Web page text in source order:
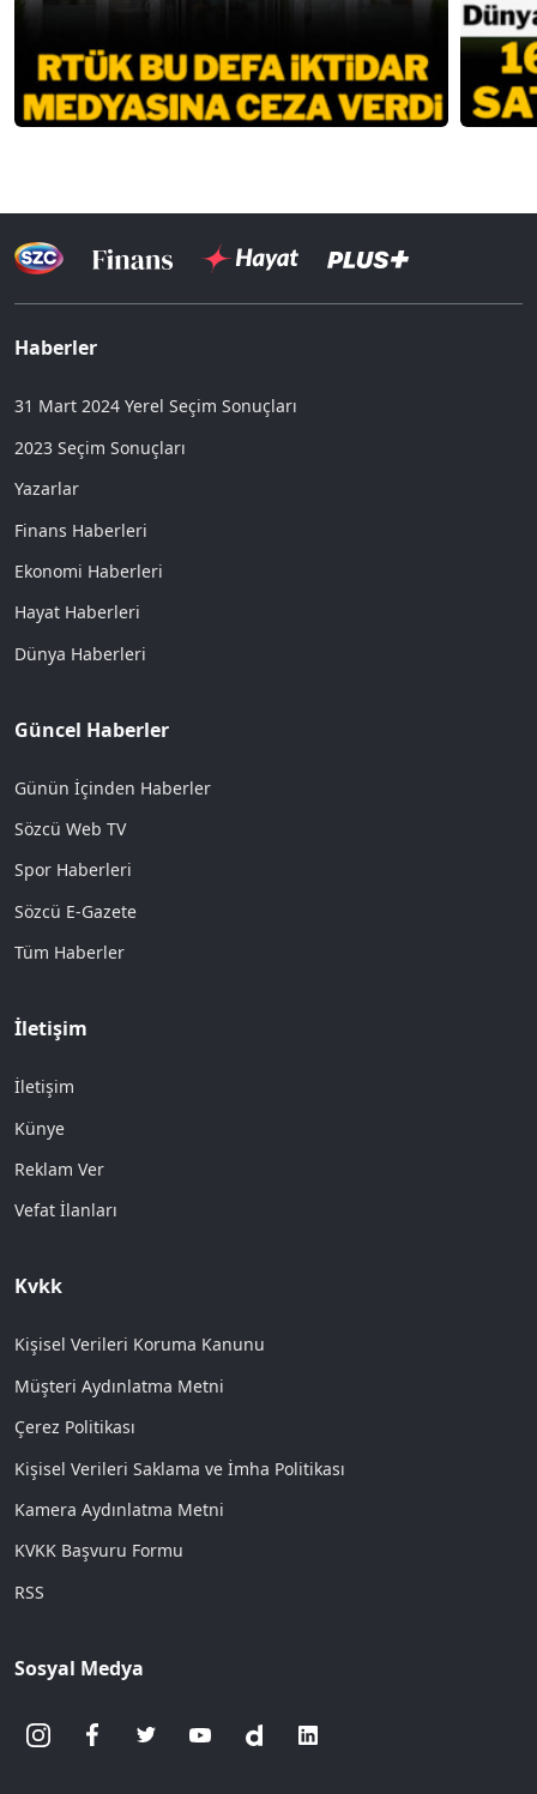
Haberler
31 Mart 2024 Yerel Seçim Sonuçları
2023 Seçim Sonuçları
Yazarlar
Finans Haberleri
Ekonomi Haberleri
Hayat Haberleri
Dünya Haberleri
Güncel Haberler
Günün İçinden Haberler
Sözcü Web TV
Spor Haberleri
Sözcü E-Gazete
Tüm Haberler
İletişim
İletişim
Künye
Reklam Ver
Vefat İlanları
Kvkk
Kişisel Verileri Koruma Kanunu
Müşteri Aydınlatma Metni
Çerez Politikası
Kişisel Verileri Saklama ve İmha Politikası
Kamera Aydınlatma Metni
KVKK Başvuru Formu
RSS
Sosyal Medya